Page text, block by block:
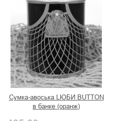
Сумка-авоська LЮБИ BUTTON
в банке (оранж)